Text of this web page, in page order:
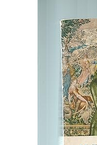
Comenzar a vender